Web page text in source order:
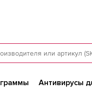
Антивирусы